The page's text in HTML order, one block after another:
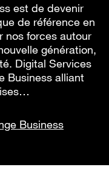
est de devenir
de référence en
nos forces autour
génération,
Digital Services
Business alliant
Business